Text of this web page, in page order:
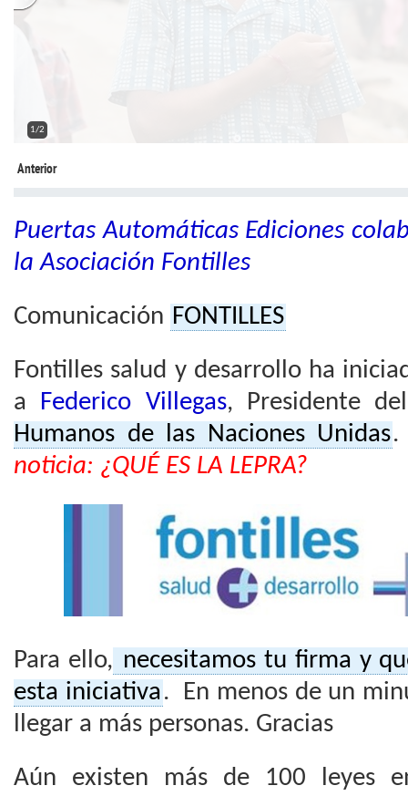
2/2
Anterior
Puertas Automáticas Ediciones
la Asociación Fontilles
Comunicación FONTILLES
Fontilles salud y desarrollo ha
a Federico Villegas,
Presidente
Humanos de las Naciones Unidas
noticia: ¿QUÉ ES LA LEPRA?
Para ello, necesitamos tu firma y
esta iniciativa. En menos de un
llegar a más personas. Gracias
Aún existen más de 100 leyes